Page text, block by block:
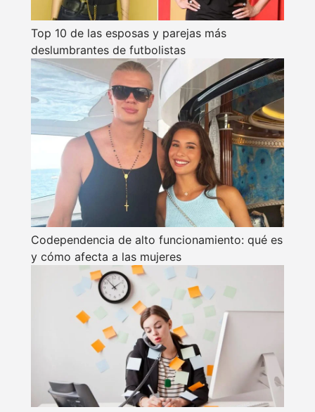
Top 10 de las esposas y parejas más
deslumbrantes de futbolistas
Codependencia de alto funcionamiento: qué es
y cómo afecta a las mujeres